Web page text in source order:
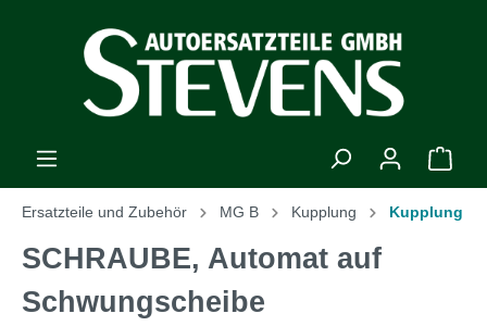
Ersatzteile und Zubehör MG B Kupplung Kupplung
SCHRAUBE, Automat auf
Schwungscheibe